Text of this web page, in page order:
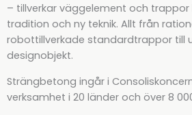
– tillverkar väggelement och
tradition och ny teknik. Allt från
robottillverkade standardtrappor till
designobjekt.
Strängbetong ingår i
verksamhet i 20 länder och över 8